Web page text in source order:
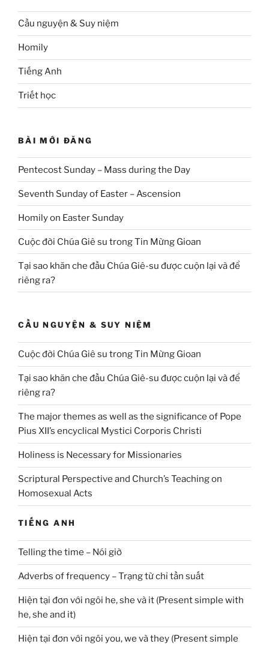
Cầu nguyện & Suy niệm
Homily
Tiếng Anh
Triết học
BÀI MỚI ĐĂNG
Pentecost Sunday – Mass during the Day
Seventh Sunday of Easter – Ascension
Homily on Easter Sunday
Cuộc đời Chúa Giê su trong Tin Mừng Gioan
Tại sao khăn che đầu Chúa Giê-su được cuộn lại và để
riêng ra?
CẦU NGUYỆN & SUY NIỆM
Cuộc đời Chúa Giê su trong Tin Mừng Gioan
Tại sao khăn che đầu Chúa Giê-su được cuộn lại và để
riêng ra?
The major themes as well as the significance of Pope
Pius XII’s encyclical Mystici Corporis Christi
Holiness is Necessary for Missionaries
Scriptural Perspective and Church’s Teaching on
Homosexual Acts
TIẾNG ANH
Telling the time – Nói giờ
Adverbs of frequency – Trạng từ chỉ tần suất
Hiện tại đơn với ngôi he, she và it (Present simple with
he, she and it)
Hiện tại đơn với ngôi you, we và they (Present simple